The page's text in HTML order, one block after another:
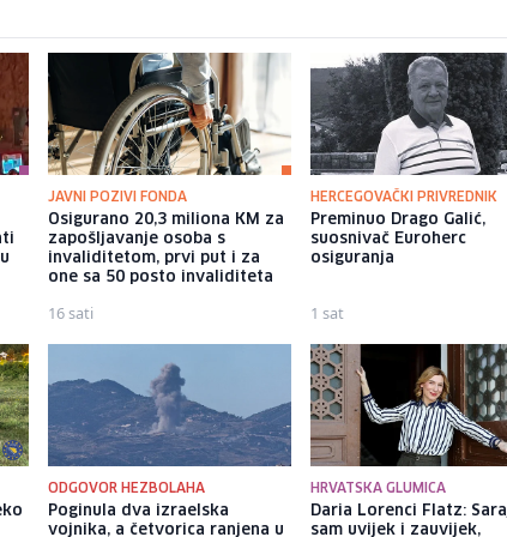
JAVNI POZIVI FONDA
Osigurano 20,3 miliona KM za
zapošljavanje osoba s
invaliditetom, prvi put i za
one sa 50 posto invaliditeta
16 sati
HERCEGOVAČKI PRIVREDNIK
Preminuo Drago Galić,
suosnivač Euroherc
osiguranja
1 sat
ODGOVOR HEZBOLAHA
Poginula dva izraelska
vojnika, a četvorica ranjena u
HRVATSKA GLUMICA
Daria Lorenci Flatz:
sam uvijek i zauvijek,